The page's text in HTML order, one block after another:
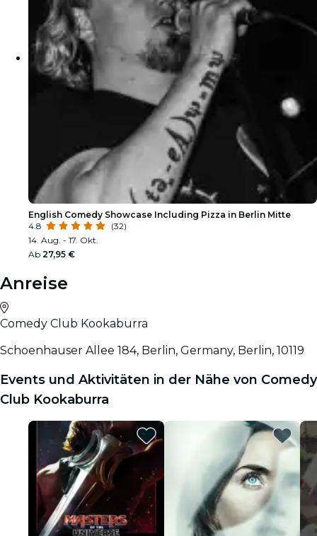
English Comedy Showcase Including Pizza in Berlin Mitte
4.8
(32)
14. Aug. - 17. Okt.
Ab 27,95 €
Anreise
Comedy Club Kookaburra
Schoenhauser Allee 184, Berlin, Germany, Berlin, 10119
Events und Aktivitäten in der Nähe von Comedy
Club Kookaburra